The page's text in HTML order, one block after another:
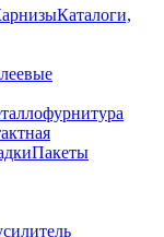
Каталоги,
Пакеты